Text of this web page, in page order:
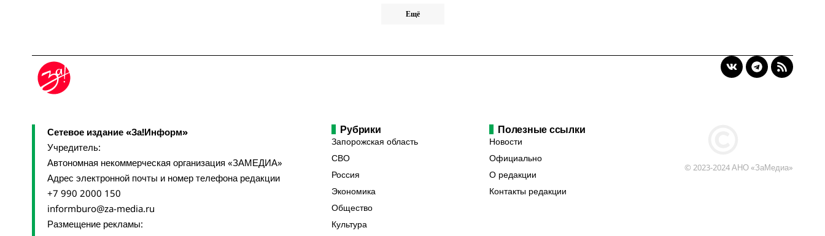
Ещё
Сетевое издание «За!Информ»
Учредитель:
Автономная некоммерческая организация «ЗАМЕДИА»
Адрес электронной почты и номер телефона редакции
+7 990 2000 150
informburo@za-media.ru
Размещение рекламы:
Рубрики
Запорожская область
СВО
Россия
Экономика
Общество
Культура
Полезные ссылки
Новости
Официально
О редакции
Контакты редакции
© 2023-2024 АНО «ЗаМедиа»